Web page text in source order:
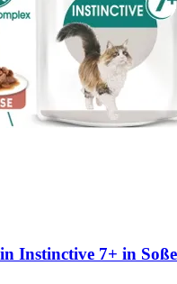
Instinctive 7+ in